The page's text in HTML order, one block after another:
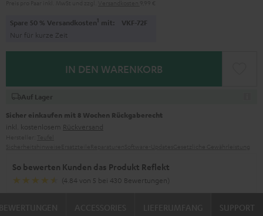
Spare 50 % Versandkosten1 mit: VKF-72F
Nur für kurze Zeit
IN DEN WARENKORB
Auf Lager
Sicher einkaufen mit 8 Wochen Rückgaberecht
inkl. kostenlosem Rückversand
So bewerten Kunden das Produkt Reflekt
(4.84 von 5 bei 430 Bewertungen)
SUPPORT